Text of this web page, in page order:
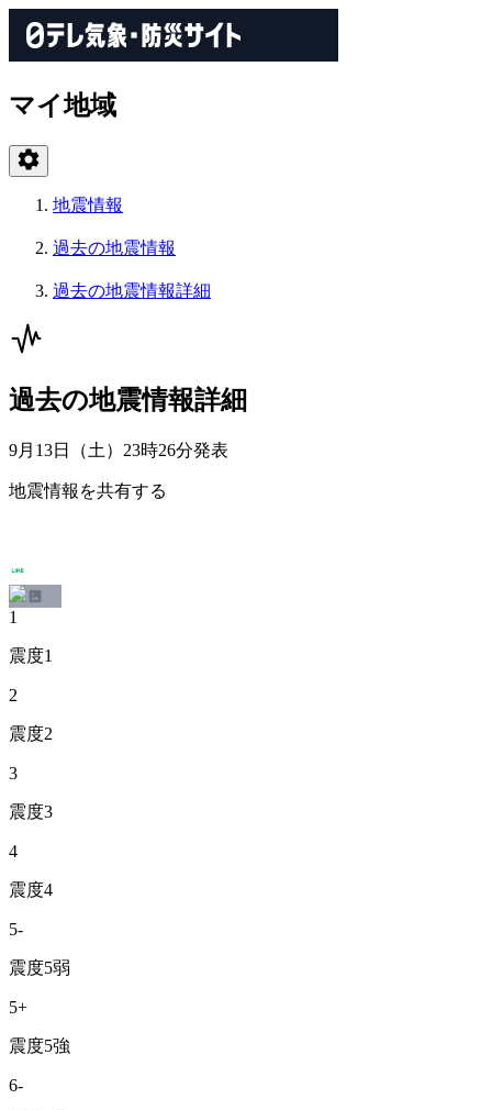
マイ地域
地震情報
過去の地震情報
過去の地震情報詳細
過去の地震情報詳細
9月13日（土）23時26分発表
地震情報を共有する
1
震度1
2
震度2
3
震度3
4
震度4
5-
震度5弱
5+
震度5強
6-